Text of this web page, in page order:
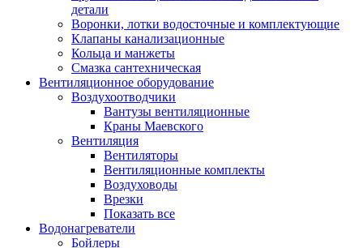
детали
Воронки, лотки водосточные и комплектующие
Клапаны канализационные
Кольца и манжеты
Смазка сантехническая
Вентиляционное оборудование
Воздухоотводчики
Вантузы вентиляционные
Краны Маевского
Вентиляция
Вентиляторы
Вентиляционные комплекты
Воздуховоды
Врезки
Показать все
Водонагреватели
Бойлеры